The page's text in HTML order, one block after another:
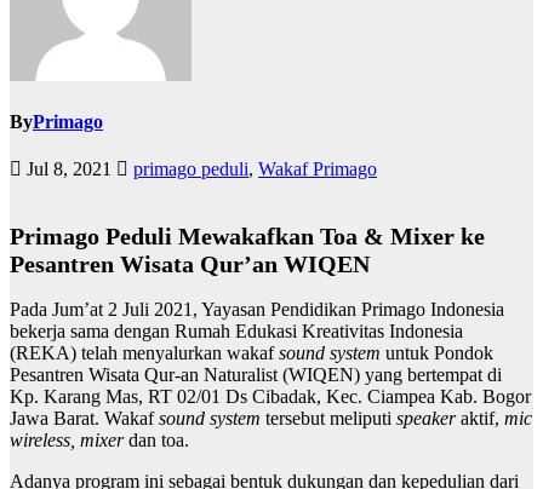
ByPrimago
Jul 8, 2021 primago peduli, Wakaf Primago
Primago Peduli Mewakafkan Toa & Mixer ke
Pesantren Wisata Qur’an WIQEN
Pada Jum’at 2 Juli 2021, Yayasan Pendidikan Primago Indonesia
bekerja sama dengan Rumah Edukasi Kreativitas Indonesia
(REKA) telah menyalurkan wakafsound system untuk Pondok
Pesantren Wisata Qur-an Naturalist (WIQEN) yang bertempat di
Kp. Karang Mas, RT 02/01 Ds Cibadak, Kec. Ciampea Kab. Bogor
Jawa Barat. Wakafsound system tersebut meliputi speakeraktif, mic
wireless, mixerdan toa.
Adanya program ini sebagai bentuk dukungan dan kepedulian dari